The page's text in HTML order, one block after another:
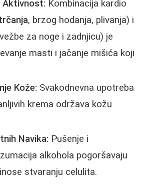
Aktivnost: Kombinacija kardio
, brzog hodanja, plivanja) i
za noge i zadnjicu) je
masti i jačanje mišića koji
Kože: Svakodnevna upotreba
krema održava kožu
Navika: Pušenje i
alkohola pogoršavaju
stvaranju celulita.